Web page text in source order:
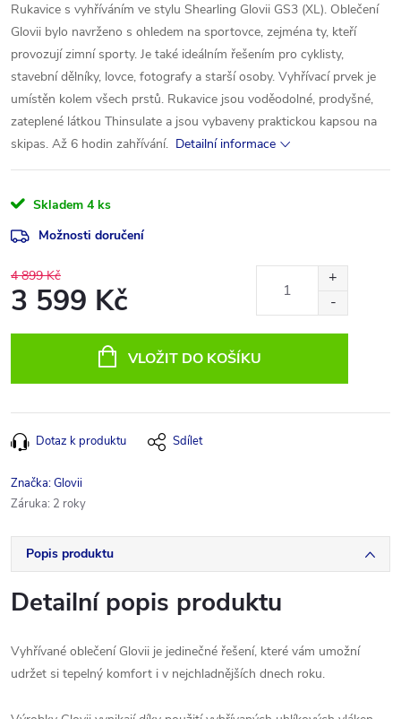
Rukavice s vyhříváním ve stylu Shearling Glovii GS3 (XL). Oblečení
Glovii bylo navrženo s ohledem na sportovce, zejména ty, kteří
provozují zimní sporty. Je také ideálním řešením pro cyklisty,
stavební dělníky, lovce, fotografy a starší osoby. Vyhřívací prvek je
umístěn kolem všech prstů. Rukavice jsou voděodolné, prodyšné,
zateplené látkou Thinsulate a jsou vybaveny praktickou kapsou na
skipas. Až 6 hodin zahřívání. Detailní informace
Skladem 4 ks
Možnosti doručení
4 899 Kč
3 599 Kč
VLOŽIT DO KOŠÍKU
Dotaz k produktu Sdílet
Značka:Glovii
Záruka: 2 roky
Popis produktu
Detailní popis produktu
Vyhřívané oblečení Glovii je jedinečné řešení, které vám umožní
udržet si tepelný komfort i v nejchladnějších dnech roku.